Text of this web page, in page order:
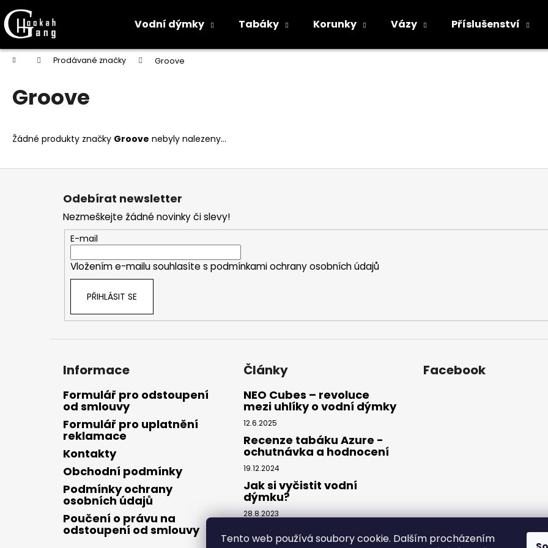
Tento web používá soubory cookie. Dalším procházením
Přejít
Vodní dýmky Tabáky Korunky Vázy Příslušenství
Domů Prodávané značky Groove
Groove
Žádné produkty značky Groove nebyly nalezeny...
o
š
í
Zpět
do
obchodu
Zpět
do
obchodu
Doporučujeme
Z
Odebírat newsletter
Nezmeškejte žádné novinky či slevy!
E-mail
Vložením e-mailu souhlasíte s podmínkami ochrany osobních údajů
PŘIHLÁSIT SE
Informace
Formulář pro odstoupení
od smlouvy
Formulář pro uplatnění
reklamace
Kontakty
Obchodní podmínky
Podmínky ochrany
osobních údajů
Poučení o právu na
odstoupení od smlouvy
Články
NEO Cubes – revoluce
mezi uhlíky o vodní dýmky
12.6.2025
Recenze tabáku Azure -
ochutnávka a hodnocení
19.12.2024
Jak si vyčistit vodní
dýmku?
28.8.2023
Facebook